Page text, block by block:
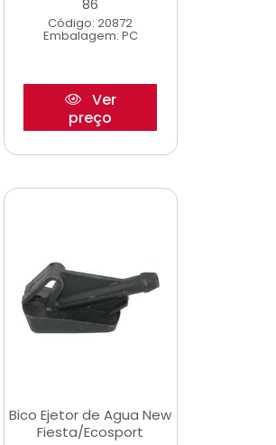
86
Código: 20872
Embalagem: PC
Ver
preço
Bico Ejetor de Agua New
Fiesta/Ecosport